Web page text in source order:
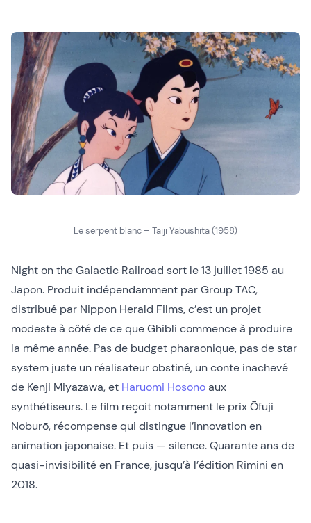
Le serpent blanc – Taiji Yabushita (1958)
Night on the Galactic Railroad sort le 13 juillet 1985 au
Japon. Produit indépendamment par Group TAC,
distribué par Nippon Herald Films, c’est un projet
modeste à côté de ce que Ghibli commence à produire
la même année. Pas de budget pharaonique, pas de star
system juste un réalisateur obstiné, un conte inachevé
de Kenji Miyazawa, et Haruomi Hosonoaux
synthétiseurs. Le film reçoit notamment le prix Ōfuji
Noburō, récompense qui distingue l’innovation en
animation japonaise. Et puis — silence. Quarante ans de
quasi-invisibilité en France, jusqu’à l’édition Rimini en
2018.